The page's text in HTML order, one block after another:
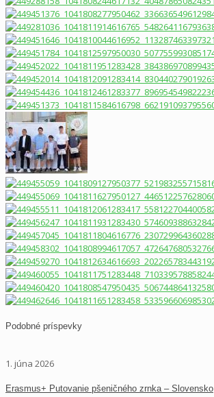
Podobné príspevky
1. júna 2026
Erasmus+ Putovanie pšeničného zrnka – Slovensko